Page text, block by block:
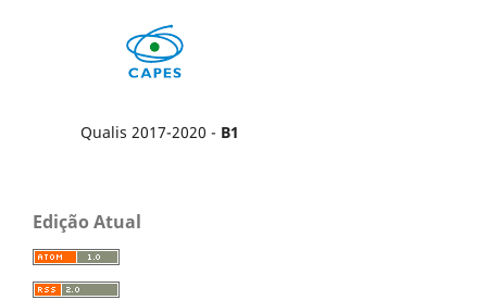
Qualis 2017-2020 - B1
Edição Atual